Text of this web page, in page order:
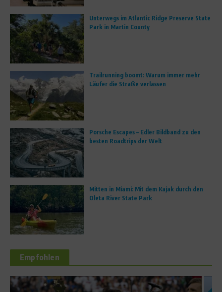
Unterwegs im Atlantic Ridge Preserve State
Park in Martin County
Trailrunning boomt: Warum immer mehr
Läufer die Straße verlassen
Porsche Escapes – Edler Bildband zu den
besten Roadtrips der Welt
Mitten in Miami: Mit dem Kajak durch den
Oleta River State Park
Empfohlen